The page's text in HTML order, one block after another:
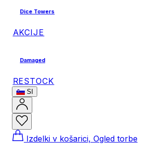
Dice Towers
AKCIJE
Damaged
RESTOCK
SI
Izdelki v košarici, Ogled torbe